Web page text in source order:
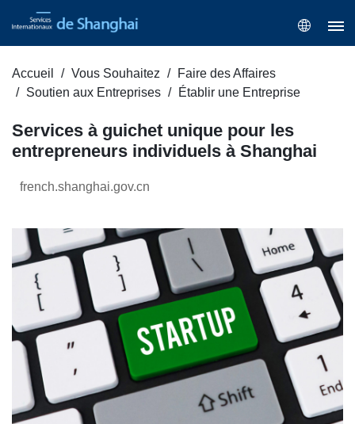
Accueil Vous Souhaitez
Faire des Affaires
Soutien aux Entreprises
Établir une Entreprise
Services à guichet unique pour les
entrepreneurs individuels à Shanghai
french.shanghai.gov.cn